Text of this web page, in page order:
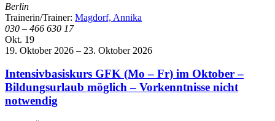
Berlin
Trainerin/Trainer: Magdorf, Annika
030 – 466 630 17
Okt. 19
19. Oktober 2026 – 23. Oktober 2026
Intensivbasiskurs GFK (Mo – Fr) im Oktober –
Bildungsurlaub möglich – Vorkenntnisse nicht
notwendig